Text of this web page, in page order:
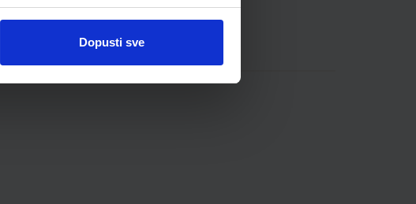
Dopusti sve